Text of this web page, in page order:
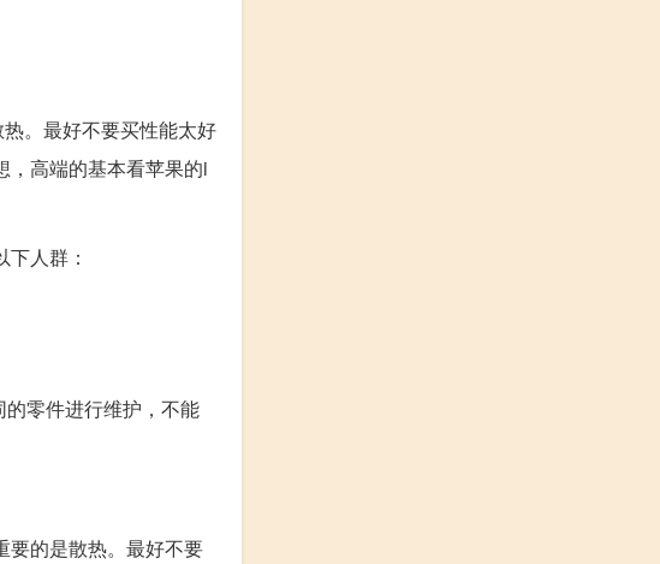
。最好不要买性能太好
，高端的基本看苹果的i
人群：
零件进行维护，不能
要的是散热。最好不要